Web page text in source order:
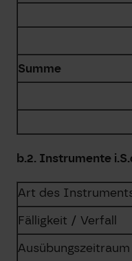
Summe
b.2. Instrumente
Art des
Fälligkeit / Verfall